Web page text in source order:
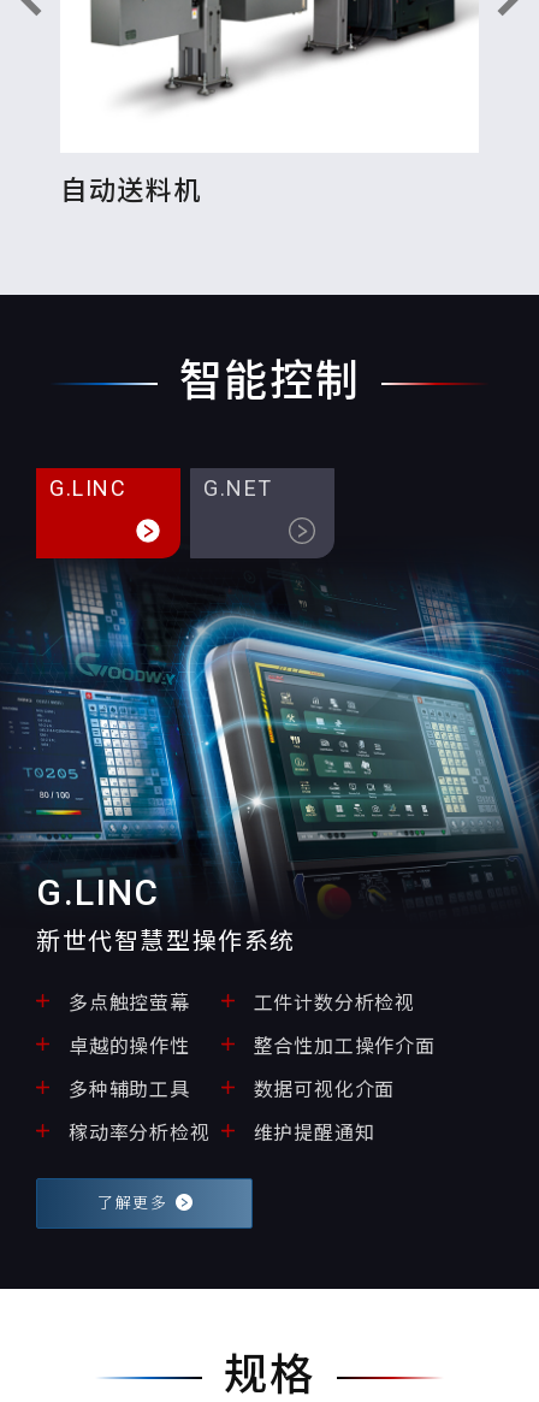
自动送料机
智能控制
G.LINC G.NET
G.LINC
新世代智慧型操作系统
多点触控萤幕
卓越的操作性
多种辅助工具
稼动率分析检视
工件计数分析检视
整合性加工操作介面
数据可视化介面
维护提醒通知
了解更多
规格